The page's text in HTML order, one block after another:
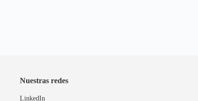
Nuestras redes
LinkedIn